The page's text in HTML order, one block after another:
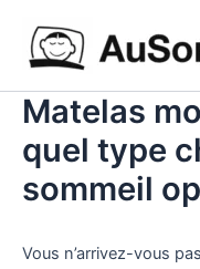
contenu
Matelas
quel type
sommeil
Vous n’arrivez-vous